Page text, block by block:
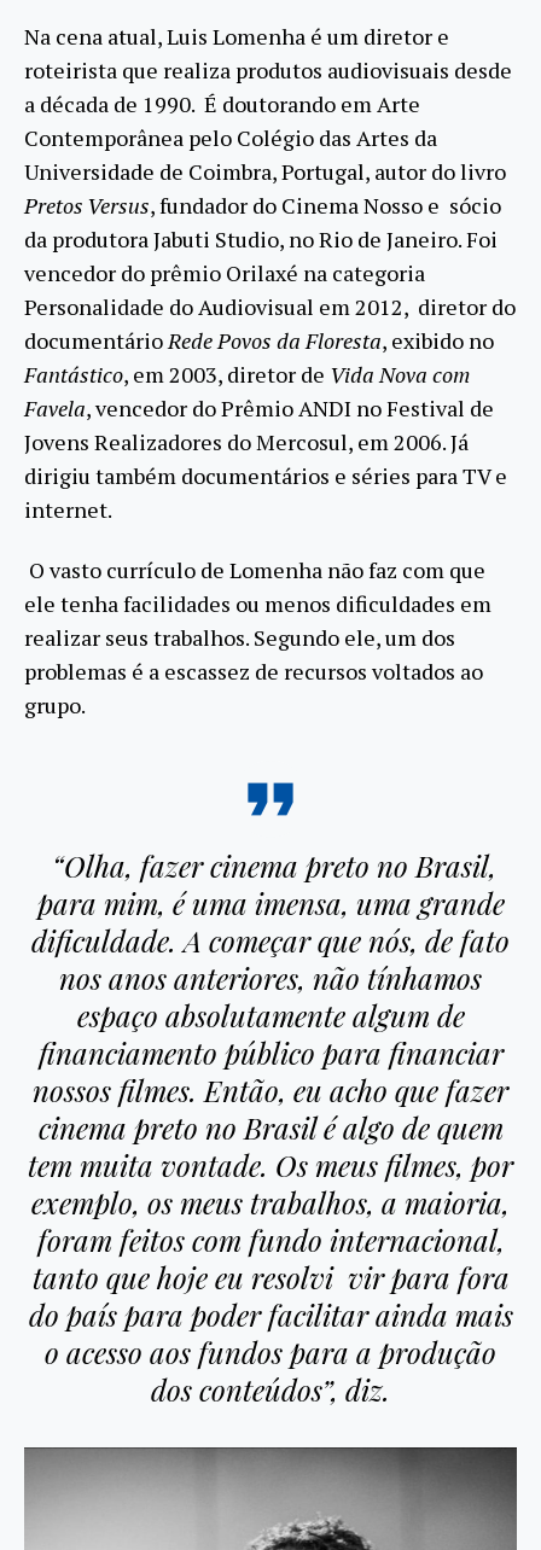
Na cena atual, Luis Lomenha é um diretor e
roteirista que realiza produtos audiovisuais desde
a década de 1990. É doutorando em Arte
Contemporânea pelo Colégio das Artes da
Universidade de Coimbra, Portugal, autor do livro
Pretos Versus, fundador do Cinema Nosso e sócio
da produtora Jabuti Studio, no Rio de Janeiro. Foi
vencedor do prêmio Orilaxé na categoria
Personalidade do Audiovisual em 2012, diretor do
documentário Rede Povos da Floresta, exibido no
Fantástico, em 2003, diretor de Vida Nova com
Favela, vencedor do Prêmio ANDI no Festival de
Jovens Realizadores do Mercosul, em 2006. Já
dirigiu também documentários e séries para TV e
internet.
O vasto currículo de Lomenha não faz com que
ele tenha facilidades ou menos dificuldades em
realizar seus trabalhos. Segundo ele, um dos
problemas é a escassez de recursos voltados ao
grupo.
“Olha, fazer cinema preto no Brasil,
para mim, é uma imensa, uma grande
dificuldade. A começar que nós, de fato
nos anos anteriores, não tínhamos
espaço absolutamente algum de
financiamento público para financiar
nossos filmes. Então, eu acho que fazer
cinema preto no Brasil é algo de quem
tem muita vontade. Os meus filmes, por
exemplo, os meus trabalhos, a maioria,
foram feitos com fundo internacional,
tanto que hoje eu resolvi vir para fora
do país para poder facilitar ainda mais
o acesso aos fundos para a produção
dos conteúdos”, diz.